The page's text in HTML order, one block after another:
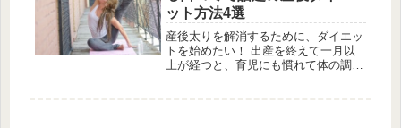
ット方法4選
産後太りを解消するために、ダイエッ
トを始めたい！ 出産を終えて一月以
上が経つと、育児にも慣れて体の調子